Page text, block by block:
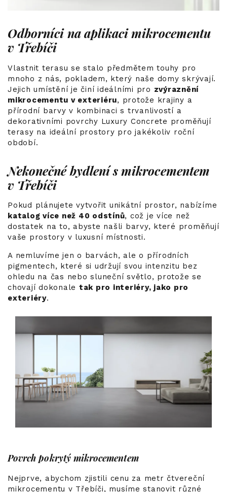
Odborníci na aplikaci mikrocementu
v Třebíči
Vlastnit terasu se stalo předmětem touhy pro
mnoho z nás, pokladem, který naše domy skrývají.
Jejich umístění je činí ideálními pro zvýraznění
mikrocementu v exteriéru, protože krajiny a
přírodní barvy v kombinaci s trvanlivostí a
dekorativními povrchy Luxury Concrete proměňují
terasy na ideální prostory pro jakékoliv roční
období.
Nekonečné bydlení s mikrocementem
v Třebíči
Pokud plánujete vytvořit unikátní prostor, nabízíme
katalog více než 40 odstínů, což je více než
dostatek na to, abyste našli barvy, které proměňují
vaše prostory v luxusní místnosti.
A nemluvíme jen o barvách, ale o přírodních
pigmentech, které si udržují svou intenzitu bez
ohledu na čas nebo sluneční světlo, protože se
chovají dokonale tak pro interiéry, jako pro
exteriéry.
Povrch pokrytý mikrocementem
Nejprve, abychom zjistili cenu za metr čtvereční
mikrocementu v Třebíči, musíme stanovit různé